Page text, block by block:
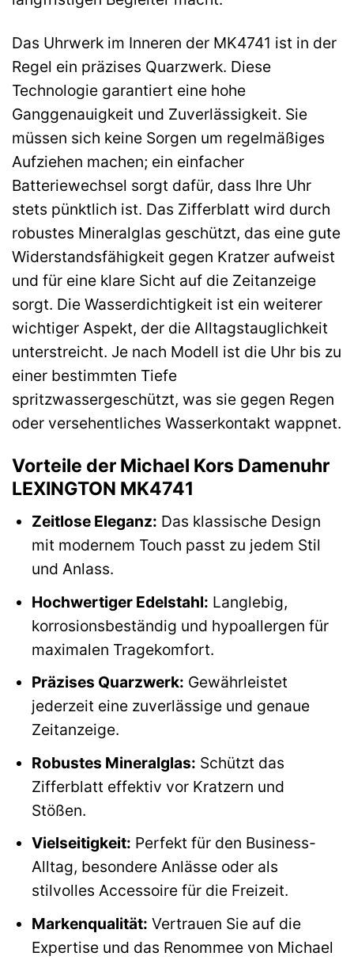
Das Uhrwerk im Inneren der MK4741 ist in der
Regel ein präzises Quarzwerk. Diese
Technologie garantiert eine hohe
Ganggenauigkeit und Zuverlässigkeit. Sie
müssen sich keine Sorgen um regelmäßiges
Aufziehen machen; ein einfacher
Batteriewechsel sorgt dafür, dass Ihre Uhr
stets pünktlich ist. Das Zifferblatt wird durch
robustes Mineralglas geschützt, das eine gute
Widerstandsfähigkeit gegen Kratzer aufweist
und für eine klare Sicht auf die Zeitanzeige
sorgt. Die Wasserdichtigkeit ist ein weiterer
wichtiger Aspekt, der die Alltagstauglichkeit
unterstreicht. Je nach Modell ist die Uhr bis zu
einer bestimmten Tiefe
spritzwassergeschützt, was sie gegen Regen
oder versehentliches Wasserkontakt wappnet.
Vorteile der Michael Kors Damenuhr
LEXINGTON MK4741
Zeitlose Eleganz: Das klassische Design
mit modernem Touch passt zu jedem Stil
und Anlass.
Hochwertiger Edelstahl: Langlebig,
korrosionsbeständig und hypoallergen für
maximalen Tragekomfort.
Präzises Quarzwerk: Gewährleistet
jederzeit eine zuverlässige und genaue
Zeitanzeige.
Robustes Mineralglas: Schützt das
Zifferblatt effektiv vor Kratzern und
Stößen.
Vielseitigkeit: Perfekt für den Business-
Alltag, besondere Anlässe oder als
stilvolles Accessoire für die Freizeit.
Markenqualität: Vertrauen Sie auf die
Expertise und das Renommee von Michael